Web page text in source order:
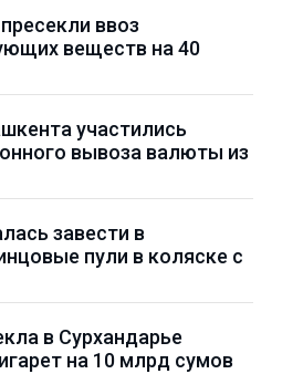
ввоз
веществ на 40
участились
вывоза валюты из
завести в
пули в коляске с
в Сурхандарье
на 10 млрд сумов